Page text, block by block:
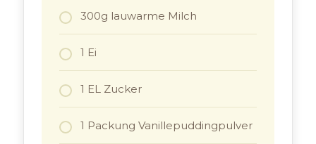
300g lauwarme Milch
1 Ei
1 EL Zucker
1 Packung Vanillepuddingpulver